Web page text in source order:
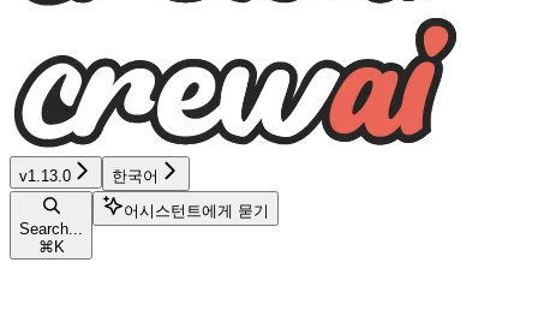
v1.13.0 한국어
Search...
⌘ K
어시스턴트에게 묻기